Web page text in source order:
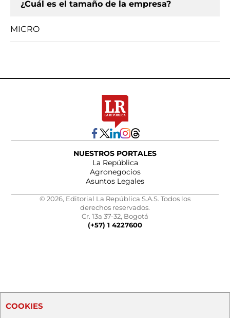
¿Cuál es el tamaño de la empresa?
MICRO
NUESTROS PORTALES
La República
Agronegocios
Asuntos Legales
© 2026, Editorial La República S.A.S. Todos los
derechos reservados.
Cr. 13a 37-32, Bogotá
(+57) 1 4227600
COOKIES